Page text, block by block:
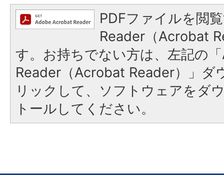
PDFファイルを閲
Reader（Acrobat
す。お持ちでない方は、左記の
Reader（Acrobat Reader）」ダ
リックして、ソフトウェアをダ
トールしてください。